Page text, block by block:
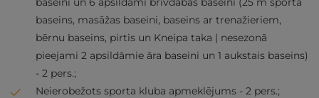
baseins, masāžas baseini, baseins ar trenažieriem,
bērnu baseins, pirtis un Kneipa taka | nesezonā
pieejami 2 apsildāmie āra baseini un 1 aukstais baseins)
- 2 pers.;
Neierobežots sporta kluba apmeklējums - 2 pers.;